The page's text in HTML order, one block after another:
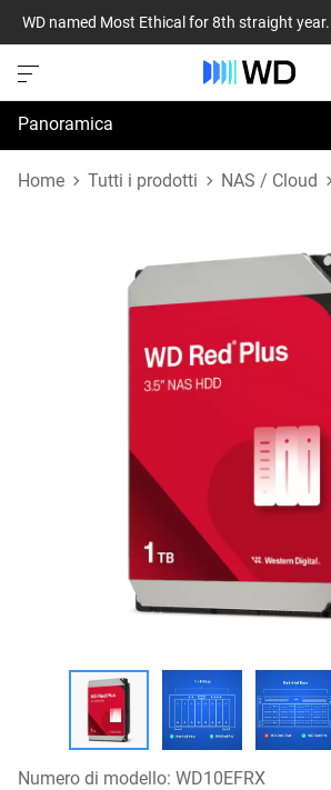
WD named Most Ethical for 8th straight year.
Panoramica
Specifiche
Home Tutti i prodotti NAS / Cloud
Numero di modello: WD10EFRX